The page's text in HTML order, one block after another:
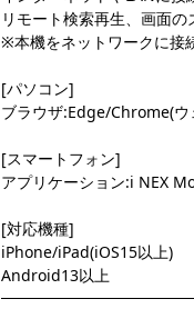
リモート検索再生、画面の
※本機をネットワークに接
[パソコン]
ブラウザ:Edge/Chrome(ウ
[スマートフォン]
アプリケーション:i NEX
[対応機種]
iPhone/iPad(iOS15以上)
Android13以上